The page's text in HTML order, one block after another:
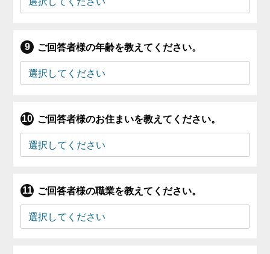
ご回答者様の年齢を教えてください。
ご回答者様のお住まいを教えてください。
ご回答者様の職業を教えてください。